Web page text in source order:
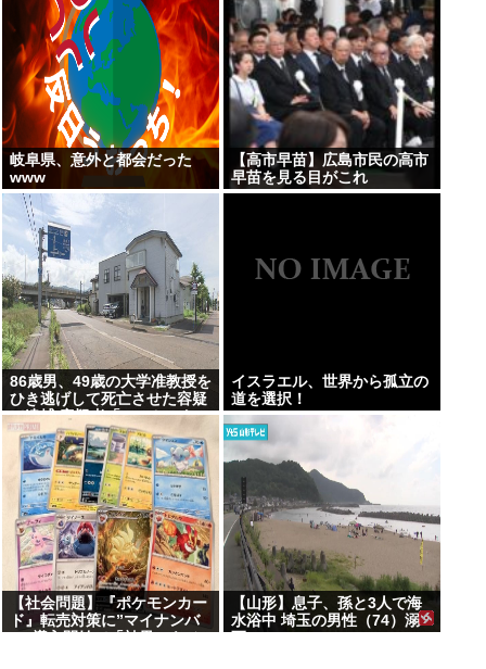
岐阜県、意外と都会だった
www
【高市早苗】広島市民の高市
早苗を見る目がこれ
86歳男、49歳の大学准教授を
ひき逃げして死亡させた容疑
で逮捕 容疑者「ぶつかったの
は大木」と否認
イスラエル、世界から孤立の
道を選択！
【社会問題】『ポケモンカー
ド』転売対策に”マイナンバ
ー”導入開始で「効果テキメ
【山形】息子、孫と3人で海
水浴中 埼玉の男性（74）溺
死